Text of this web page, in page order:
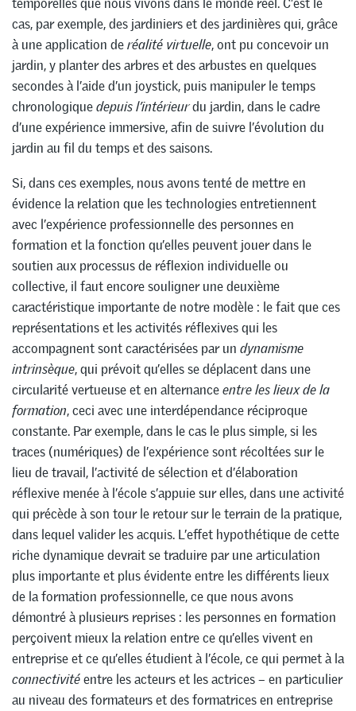
cas, par exemple, des jardiniers et des jardinières qui, grâce
à une application deréalité virtuelle, ont pu concevoir un
jardin, y planter des arbres et des arbustes en quelques
secondes à l’aide d’un joystick, puis manipuler le temps
chronologiquedepuis l’intérieurdu jardin, dans le cadre
d’une expérience immersive, afin de suivre l’évolution du
jardin au fil du temps et des saisons.
Si, dans ces exemples, nous avons tenté de mettre en
évidence la relation que les technologies entretiennent
avec l’expérience professionnelle des personnes en
formation et la fonction qu’elles peuvent jouer dans le
soutien aux processus de réflexion individuelle ou
collective, il faut encore souligner une deuxième
caractéristique importante de notre modèle : le fait que ces
représentations et les activités réflexives qui les
accompagnent sont caractérisées par un dynamisme
intrinsèque, qui prévoit qu’elles se déplacent dans une
circularité vertueuse et en alternanceentre les lieux de la
formation, ceci avec une interdépendance réciproque
constante. Par exemple, dans le cas le plus simple, si les
traces (numériques) de l’expérience sont récoltées sur le
lieu de travail, l’activité de sélection et d’élaboration
réflexive menée à l’école s’appuie sur elles, dans une activité
qui précède à son tour le retour sur le terrain de la pratique,
dans lequel valider les acquis. L’effet hypothétique de cette
riche dynamique devrait se traduire par une articulation
plus importante et plus évidente entre les différents lieux
de la formation professionnelle, ce que nous avons
démontré à plusieurs reprises : les personnes en formation
perçoivent mieux la relation entre ce qu’elles vivent en
entreprise et ce qu’elles étudient à l’école, ce qui permet à la
connectivitéentre les acteurs et les actrices – en particulier
au niveau des formateurs et des formatrices en entreprise